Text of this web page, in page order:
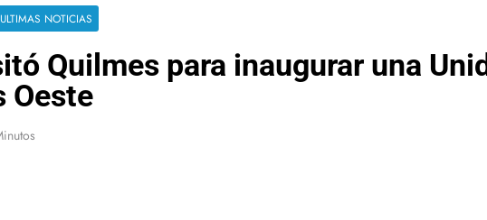
ULTIMAS NOTICIAS
Quilmes para inaugurar una
Oeste